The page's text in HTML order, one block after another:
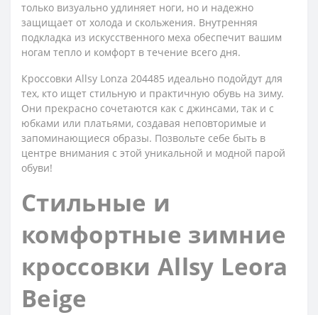
только визуально удлиняет ноги, но и надежно
защищает от холода и скольжения. Внутренняя
подкладка из искусственного меха обеспечит вашим
ногам тепло и комфорт в течение всего дня.
Кроссовки Allsy Lonza 204485 идеально подойдут для
тех, кто ищет стильную и практичную обувь на зиму.
Они прекрасно сочетаются как с джинсами, так и с
юбками или платьями, создавая неповторимые и
запоминающиеся образы. Позвольте себе быть в
центре внимания с этой уникальной и модной парой
обуви!
Стильные и
комфортные зимние
кроссовки Allsy Leora
Beige